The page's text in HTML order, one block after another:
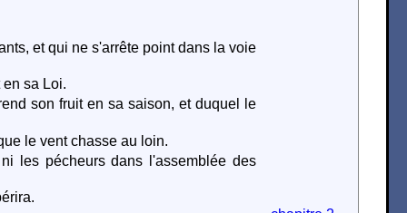
et qui ne s'arrête point dans la voie
sa Loi.
son fruit en sa saison, et duquel le
le vent chasse au loin.
les pécheurs dans l'assemblée des